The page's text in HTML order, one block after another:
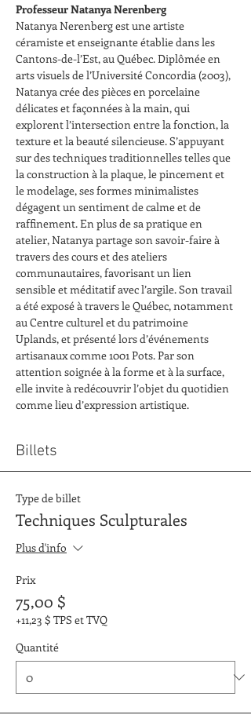
Professeur Natanya Nerenberg
Natanya Nerenberg est une artiste
céramiste et enseignante établie dans les
Cantons-de-l’Est, au Québec. Diplômée en
arts visuels de l’Université Concordia (2003),
Natanya crée des pièces en porcelaine
délicates et façonnées à la main, qui
explorent l’intersection entre la fonction, la
texture et la beauté silencieuse. S’appuyant
sur des techniques traditionnelles telles que
la construction à la plaque, le pincement et
le modelage, ses formes minimalistes
dégagent un sentiment de calme et de
raffinement. En plus de sa pratique en
atelier, Natanya partage son savoir-faire à
travers des cours et des ateliers
communautaires, favorisant un lien
sensible et méditatif avec l’argile. Son travail
a été exposé à travers le Québec, notamment
au Centre culturel et du patrimoine
Uplands, et présenté lors d’événements
artisanaux comme 1001 Pots. Par son
attention soignée à la forme et à la surface,
elle invite à redécouvrir l’objet du quotidien
comme lieu d’expression artistique.
Billets
Type de billet
Techniques Sculpturales
Plus d'info
Prix
75,00 $
+11,23 $ TPS et TVQ
Quantité